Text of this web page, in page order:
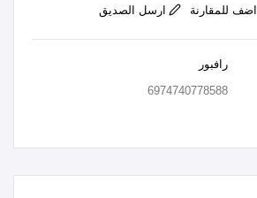
اضف للمقارنة ارسل الصديق
رافبور
6974740778588